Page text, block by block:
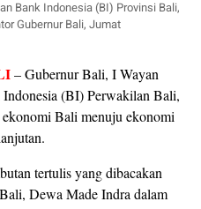
Bank Indonesia (BI) Provinsi Bali,
Gubernur Bali, Jumat
– Gubernur Bali, I Wayan
(BI) Perwakilan Bali,
Bali menuju ekonomi
tertulis yang dibacakan
Dewa Made Indra dalam